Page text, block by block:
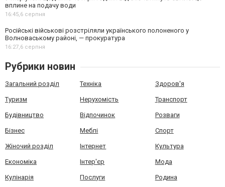
вплине на подачу води
16:45,6 серпня
Російські військові розстріляли українського полоненого у
Волноваському районі, — прокуратура
16:27,6 серпня
Рубрики новин
Загальний розділ Техніка Здоров'я
Туризм Нерухомість Транспорт
Будівництво Відпочинок Розваги
Бізнес Меблі Спорт
Жіночий розділ Інтернет Культура
Економіка Інтер'єр Мода
Кулінарія Послуги Родина